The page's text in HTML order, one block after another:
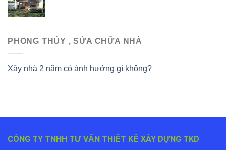
PHONG THỦY , SỬA CHỮA NHÀ
Xây nhà 2 năm có ảnh hưởng gì không?
CÔNG TY TNHH TƯ VẤN THIẾT KẾ XÂY DỰNG TKD